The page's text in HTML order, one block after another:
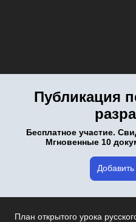
Публикация
Бесплатное участие.
Мгновенные 10
План открытого урока